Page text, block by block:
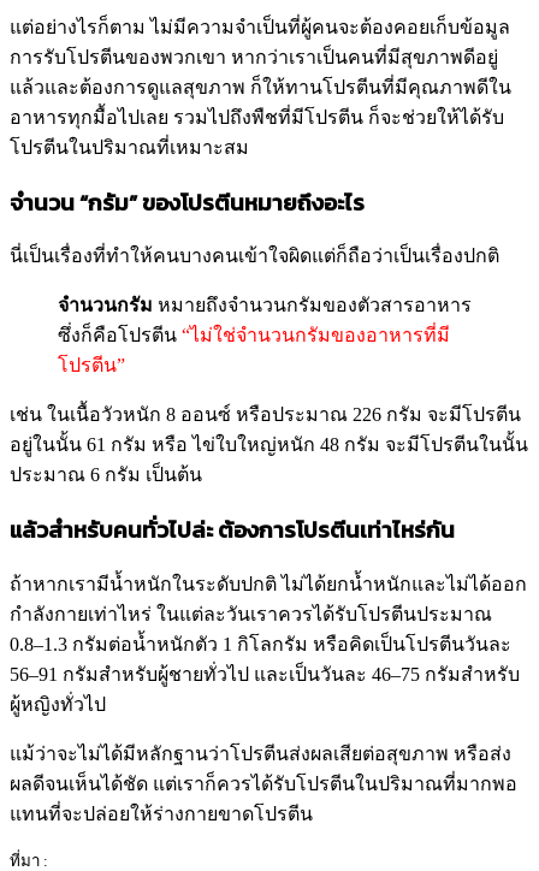
แต่อย่างไรก็ตาม ไม่มีความจำเป็นที่ผู้คนจะต้องคอยเก็บข้อมูล
การรับโปรตีนของพวกเขา หากว่าเราเป็นคนที่มีสุขภาพดีอยู่
แล้วและต้องการดูแลสุขภาพ ก็ให้ทานโปรตีนที่มีคุณภาพดีใน
อาหารทุกมื้อไปเลย รวมไปถึงพืชที่มีโปรตีน ก็จะช่วยให้ได้รับ
โปรตีนในปริมาณที่เหมาะสม
จำนวน “กรัม” ของโปรตีนหมายถึงอะไร
นี่เป็นเรื่องที่ทำให้คนบางคนเข้าใจผิดแต่ก็ถือว่าเป็นเรื่องปกติ
จำนวนกรัม หมายถึงจำนวนกรัมของตัวสารอาหาร
ซึ่งก็คือโปรตีน “ไม่ใช่จำนวนกรัมของอาหารที่มี
โปรตีน”
เช่น ในเนื้อวัวหนัก 8 ออนซ์ หรือประมาณ 226 กรัม จะมีโปรตีน
อยู่ในนั้น 61 กรัม หรือ ไข่ใบใหญ่หนัก 48 กรัม จะมีโปรตีนในนั้น
ประมาณ 6 กรัม เป็นต้น
แล้วสำหรับคนทั่วไปล่ะ ต้องการโปรตีนเท่าไหร่กัน
ถ้าหากเรามีน้ำหนักในระดับปกติ ไม่ได้ยกน้ำหนักและไม่ได้ออก
กำลังกายเท่าไหร่ ในแต่ละวันเราควรได้รับโปรตีนประมาณ
0.8–1.3 กรัมต่อน้ำหนักตัว 1 กิโลกรัม หรือคิดเป็นโปรตีนวันละ
56–91 กรัมสำหรับผู้ชายทั่วไป และเป็นวันละ 46–75 กรัมสำหรับ
ผู้หญิงทั่วไป
แม้ว่าจะไม่ได้มีหลักฐานว่าโปรตีนส่งผลเสียต่อสุขภาพ หรือส่ง
ผลดีจนเห็นได้ชัด แต่เราก็ควรได้รับโปรตีนในปริมาณที่มากพอ
แทนที่จะปล่อยให้ร่างกายขาดโปรตีน
ที่มา :